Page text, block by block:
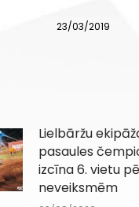
23/03/2019
Lielbāržu
pasaules
izcīna 6. vietu
neveiksmēm